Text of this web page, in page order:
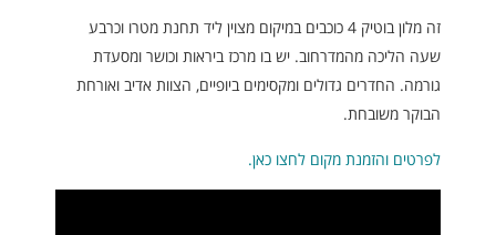
זה מלון בוטיק 4 כוכבים במיקום מצוין ליד תחנת מטרו וכרבע
שעה הליכה מהמדרחוב. יש בו מרכז ביראות וכושר ומסעדת
גורמה. החדרים גדולים ומקסימים ביופיים, הצוות אדיב ואורחת
הבוקר משובחת.
לפרטים והזמנת מקום לחצו כאן.